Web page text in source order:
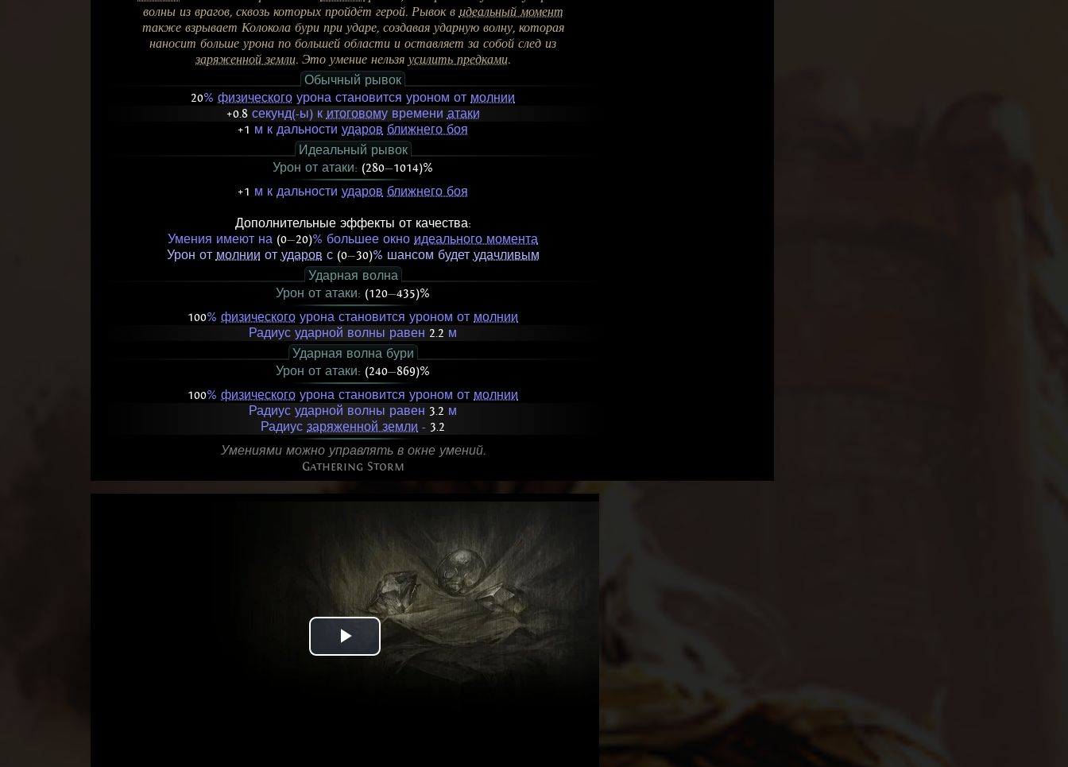
волны из врагов, сквозь которых пройдёт герой. Рывок в идеальный момент
также взрывает Колокола бури при ударе, создавая ударную волну, которая
наносит больше урона по большей области и оставляет за собой след из
заряженной земли. Это умение нельзя усилить предками.
Обычный рывок
20% физического урона становится уроном от молнии
+0.8секунд(-ы) к итоговомувремени атаки
+1 м к дальности ударов ближнего боя
Идеальный рывок
Урон от атаки: (280—1014)%
+1 м к дальности ударов ближнего боя
Дополнительные эффекты от качества:
Умения имеют на (0—20)% большее окно идеального момента
Урон от молнии от ударов с (0—30)% шансом будет удачливым
Ударная волна
Урон от атаки: (120—435)%
100% физического урона становится уроном от молнии
Радиус ударной волны равен 2.2 м
Ударная волна бури
Урон от атаки: (240—869)%
100% физического урона становится уроном от молнии
Радиус ударной волны равен 3.2 м
Радиус заряженной земли - 3.2
Умениями можно управлять в окне умений.
Gathering Storm
Play